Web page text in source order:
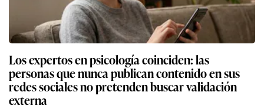
Los expertos en psicología coinciden: las
personas que nunca publican contenido en sus
redes sociales no pretenden buscar validación
externa